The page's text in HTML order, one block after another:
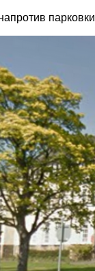
парковки